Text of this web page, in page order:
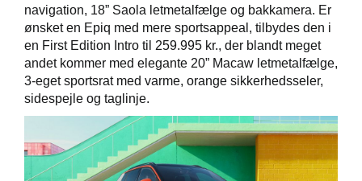
navigation, 18” Saola letmetalfælge og bakkamera. Er
ønsket en Epiq med mere sportsappeal, tilbydes den i
en First Edition Intro til 259.995 kr., der blandt meget
andet kommer med elegante 20” Macaw letmetalfælge,
3-eget sportsrat med varme, orange sikkerhedsseler,
sidespejle og taglinje.